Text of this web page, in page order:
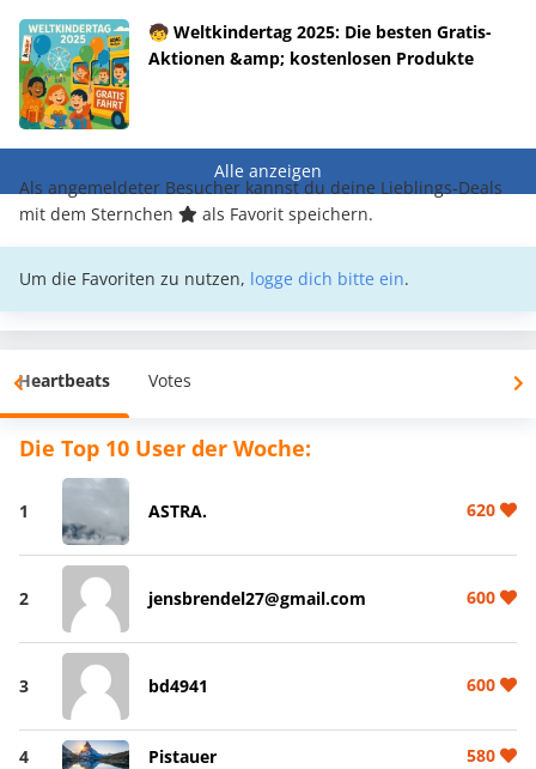
🧒 Weltkindertag 2025: Die besten Gratis-
Aktionen &amp; kostenlosen Produkte
Alle anzeigen
Als angemeldeter Besucher kannst du deine Lieblings-Deals
mit dem Sternchen
als Favorit speichern.
Um die Favoriten zu nutzen, logge dich bitte ein.
Heartbeats Votes
Die Top 10 User der Woche:
1 ASTRA. 620
2 jensbrendel27@gmail.com 600
3 bd4941 600
4 Pistauer 580